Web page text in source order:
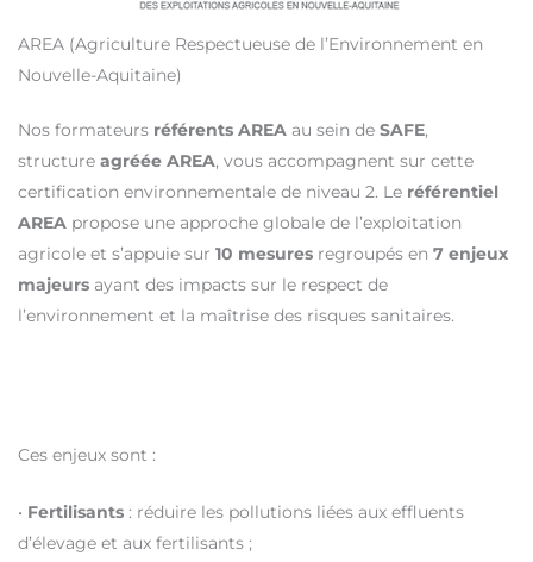
AREA (Agriculture Respectueuse de l’Environnement en
Nouvelle-Aquitaine)
Nos formateurs référents AREA au sein de SAFE,
structure agréée AREA, vous accompagnent sur cette
certification environnementale de niveau 2. Le référentiel
AREA propose une approche globale de l’exploitation
agricole et s’appuie sur 10 mesures regroupés en 7 enjeux
majeurs ayant des impacts sur le respect de
l’environnement et la maîtrise des risques sanitaires.
Ces enjeux sont :
• Fertilisants : réduire les pollutions liées aux effluents
d’élevage et aux fertilisants ;